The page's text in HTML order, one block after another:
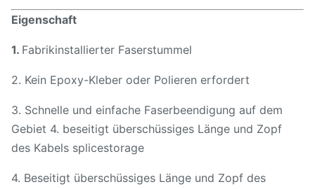
Eigenschaft
1. Fabrikinstallierter Faserstummel
2. Kein Epoxy-Kleber oder Polieren erfordert
3. Schnelle und einfache Faserbeendigung auf dem
Gebiet 4. beseitigt überschüssiges Länge und Zopf
des Kabels splicestorage
4. Beseitigt überschüssiges Länge und Zopf des